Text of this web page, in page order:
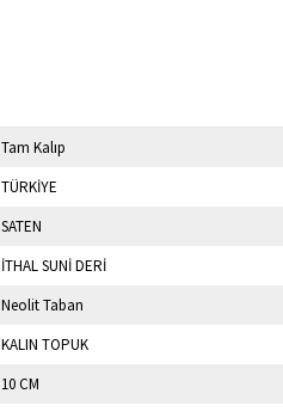
Tam Kalıp
TÜRKİYE
SATEN
İTHAL SUNİ DERİ
Neolit Taban
KALIN TOPUK
10 CM